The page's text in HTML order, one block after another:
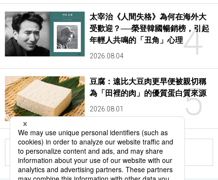
4
太宰治《人間失格》為何在海外大
受歡迎？──榮登韓國暢銷榜，引起
年輕人共鳴的「丑角」心理
2026.08.04
5
豆腐：遠比大豆肉更早便被親切稱
為「田裡的肉」的優質蛋白質來源
2026.08.01
更多